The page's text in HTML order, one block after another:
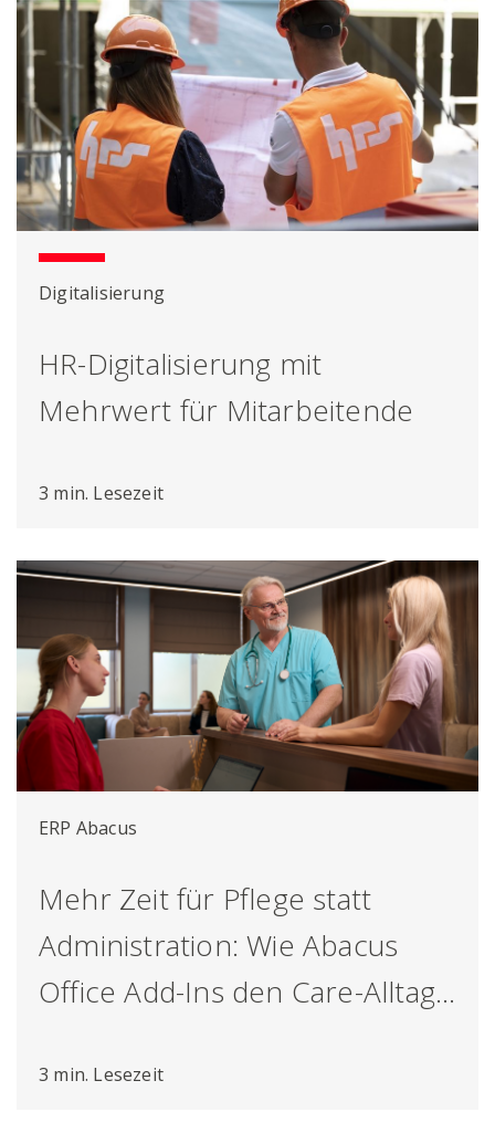
Digitalisierung
HR-Digitalisierung mit
Mehrwert für Mitarbeitende
3 min. Lesezeit
ERP Abacus
Mehr Zeit für Pflege statt
Administration: Wie Abacus
Office Add-Ins den Care-Alltag
3 min. Lesezeit